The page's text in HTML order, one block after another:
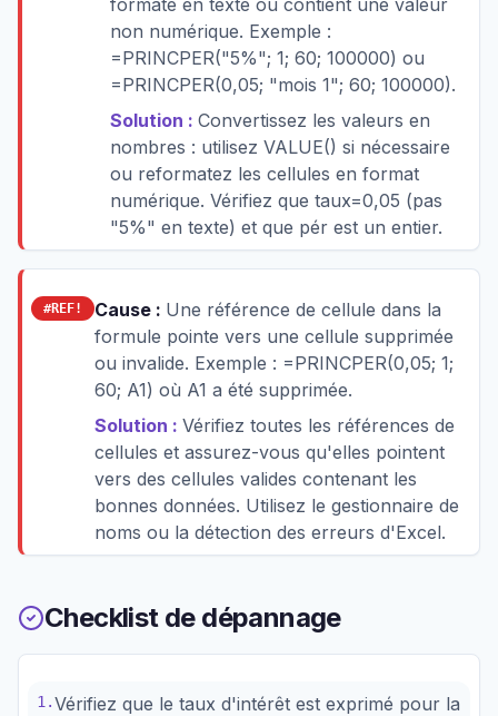
formaté en texte ou contient une valeur
non numérique. Exemple :
=PRINCPER("5%"; 1; 60; 100000) ou
=PRINCPER(0,05; "mois 1"; 60; 100000).
Solution : Convertissez les valeurs en
nombres : utilisez VALUE() si nécessaire
ou reformatez les cellules en format
numérique. Vérifiez que taux=0,05 (pas
"5%" en texte) et que pér est un entier.
#REF! Cause : Une référence de cellule dans la
formule pointe vers une cellule supprimée
ou invalide. Exemple : =PRINCPER(0,05; 1;
60; A1) où A1 a été supprimée.
Solution : Vérifiez toutes les références de
cellules et assurez-vous qu'elles pointent
vers des cellules valides contenant les
bonnes données. Utilisez le gestionnaire de
noms ou la détection des erreurs d'Excel.
Checklist de dépannage
1 .Vérifiez que le taux d'intérêt est exprimé pour la